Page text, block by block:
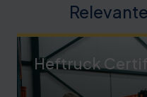
Heftruck